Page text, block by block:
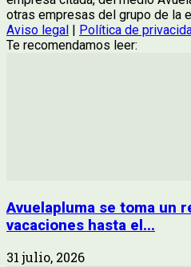
otras empresas del grupo de la
Aviso legal | Política de
Te recomendamos leer:
Avuelapluma se toma un
vacaciones hasta el...
31 julio, 2026